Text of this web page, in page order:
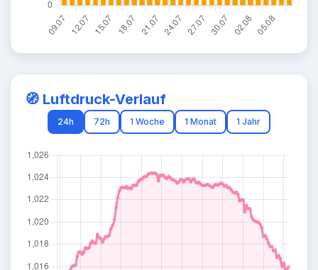
🧭 Luftdruck-Verlauf
24h 72h 1 Woche 1 Monat 1 Jahr